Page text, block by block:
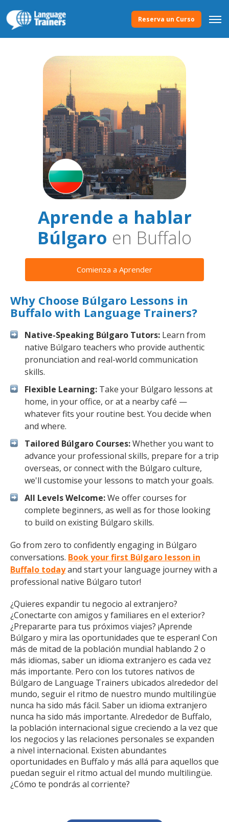
Reserva un Curso
Aprende a hablar
Búlgaro en Buffalo
Comienza a Aprender
Why Choose Búlgaro Lessons in
Buffalo with Language Trainers?
Native-Speaking Búlgaro Tutors: Learn from
native Búlgaro teachers who provide authentic
pronunciation and real-world communication
skills.
Flexible Learning: Take your Búlgaro lessons at
home, in your office, or at a nearby café —
whatever fits your routine best. You decide when
and where.
Tailored Búlgaro Courses:Whether you want to
advance your professional skills, prepare for a trip
overseas, or connect with the Búlgaro culture,
we'll customise your lessons to match your goals.
All Levels Welcome:We offer courses for
complete beginners, as well as for those looking
to build on existing Búlgaro skills.
Go from zero to confidently engaging in Búlgaro
conversations. Book your first Búlgaro lesson in
Buffalo todayand start your language journey with a
professional native Búlgaro tutor!
¿Quieres expandir tu negocio al extranjero?
¿Conectarte con amigos y familiares en el exterior?
¿Prepararte para tus próximos viajes? ¡Aprende
Búlgaro y mira las oportunidades que te esperan! Con
más de mitad de la población mundial hablando 2 o
más idiomas, saber un idioma extranjero es cada vez
más importante. Pero con los tutores nativos de
Búlgaro de Language Trainers ubicados alrededor del
mundo, seguir el ritmo de nuestro mundo multilingüe
nunca ha sido más fácil. Saber un idioma extranjero
nunca ha sido más importante. Alrededor de Buffalo,
la población internacional sigue creciendo a la vez que
los negocios y las relaciones personales se expanden
a nivel internacional. Existen abundantes
oportunidades en Buffalo y más allá para aquellos que
puedan seguir el ritmo actual del mundo multilingüe.
¿Cómo te pondrás al corriente?